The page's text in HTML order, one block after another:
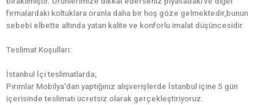
firmalardaki koltuklara oranla daha bir hoş göze gelmektedir,bunun
sebebi elbette altında yatan kalite ve konforlu imalat düşüncesidir.
Teslimat Koşulları:
İstanbul İçi teslimatlarda;
Pırımlar Mobilya‘dan yaptığınız alışverişlerde İstanbul içine 5 gün
içerisinde teslimatı ücretsiz olarak gerçekleştiriyoruz.